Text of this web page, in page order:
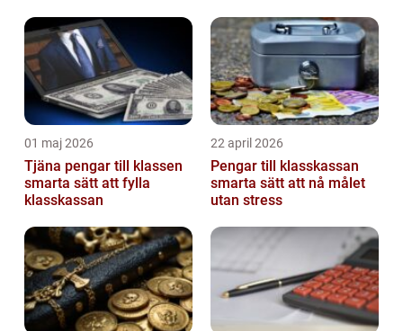
tvister...
01 maj 2026
Tjäna pengar till klassen
smarta sätt att fylla
klasskassan
22 april 2026
Pengar till klasskassan
smarta sätt att nå målet
utan stress